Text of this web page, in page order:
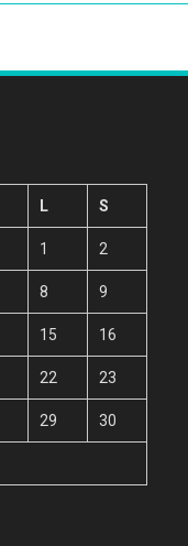
L S
1 2
8 9
15 16
22 23
29 30